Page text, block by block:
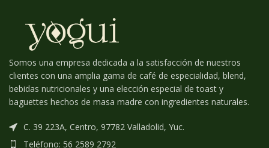
Somos una empresa dedicada a la satisfacción de nuestros
clientes con una amplia gama de café de especialidad, blend,
bebidas nutricionales y una elección especial de toast y
baguettes hechos de masa madre con ingredientes naturales.
C. 39 223A, Centro, 97782 Valladolid, Yuc.
Teléfono: 56 2589 2792